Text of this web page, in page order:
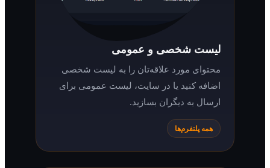
لیست شخصی و عمومی
محتوای مورد علاقه‌تان را به لیست شخصی
اضافه کنید یا در سایت، لیست عمومی برای
ارسال به دیگران بسازید.
همه پلتفرم‌ها